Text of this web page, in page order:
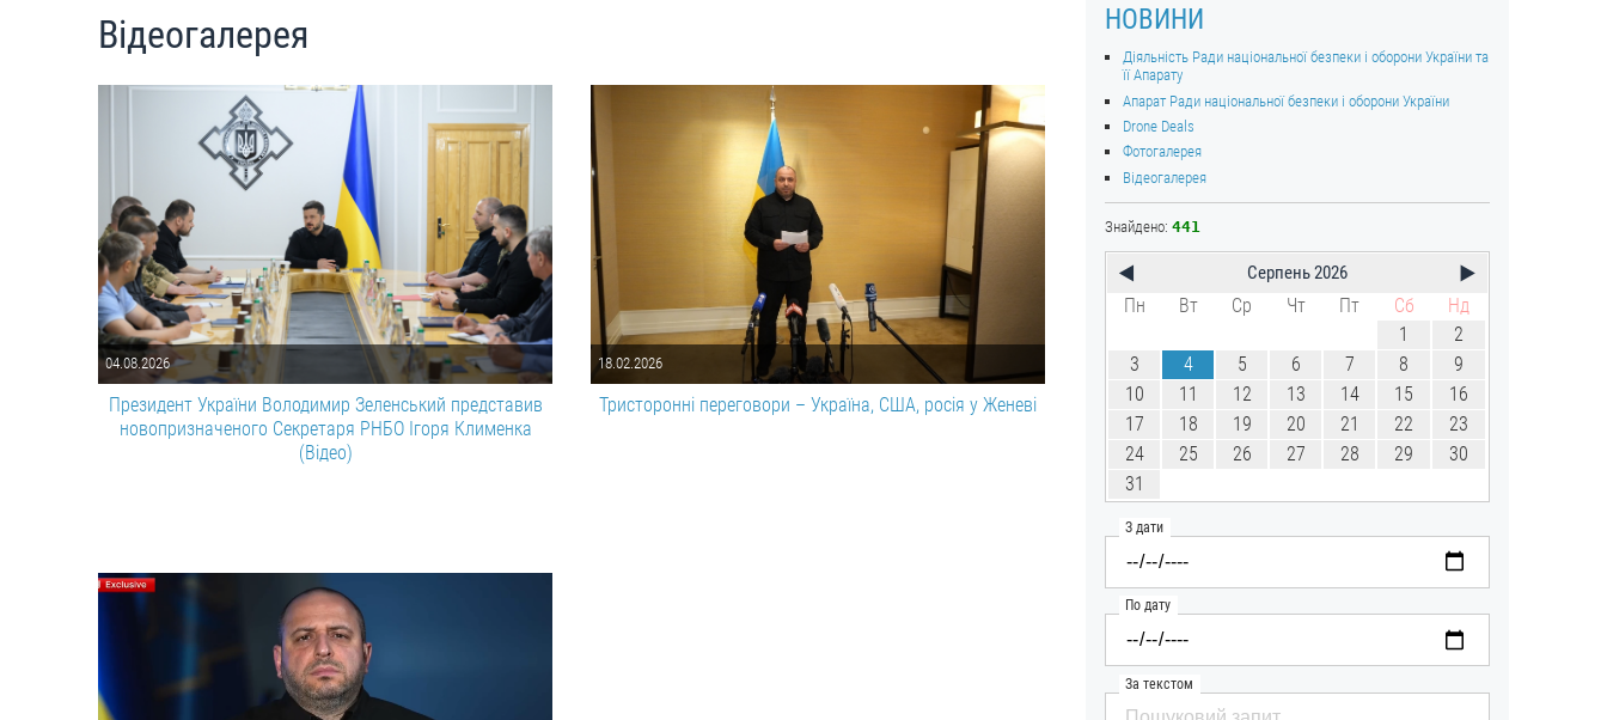
Відеогалерея
04.08.2026
Президент України Володимир Зеленський представив
новопризначеного Cекретаря РНБО Ігоря Клименка
(Відео)
18.02.2026
Тристоронні переговори – Україна, США, росія у Женеві
НОВИНИ
Діяльність Ради національної безпеки і оборони України та
її Апарату
Апарат Ради національної безпеки і оборони України
Drone Deals
Фотогалерея
Відеогалерея
Знайдено: 441
◀ Серпень 2026 ▶
Пн Вт Ср Чт Пт Сб
Нд
1
2
3
4 5 6 7 8
9
10
11 12 13 14 15
16
17
18 19 20 21 22
23
24
25 26 27 28 29
30
31
З дати
По дату
За текстом